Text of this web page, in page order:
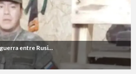
entre Rusi...